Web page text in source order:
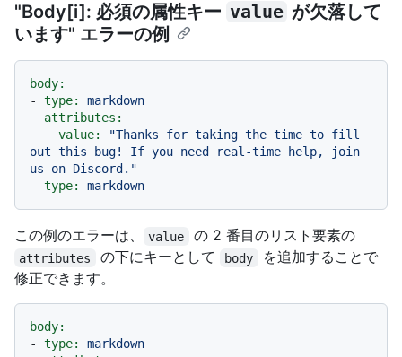
"Body[i]: 必須の属性キー value が欠落して
います" エラーの例
body:
-
type:
markdown
attributes:
value:
"Thanks for taking the time to fill
out this bug! If you need real-time help, join
us on Discord."
-
type: markdown
この例のエラーは、 value の 2 番目のリスト要素の
attributes の下にキーとして body
を追加することで
修正できます。
body:
-
type:
markdown